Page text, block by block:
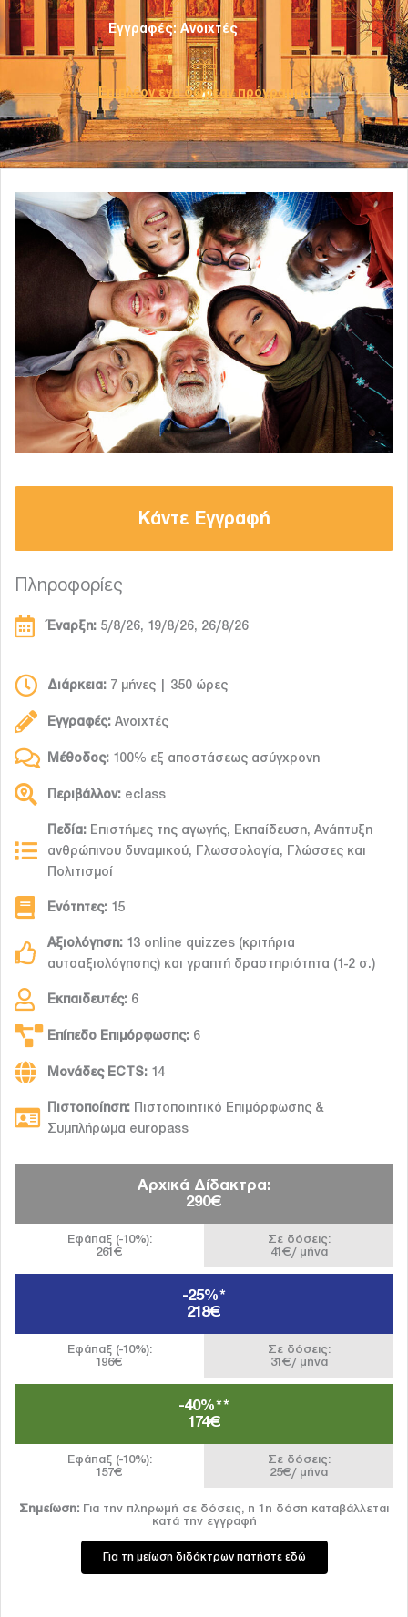
Εγγραφές: Ανοιχτές
Επιπλέον ένα δωρεάν πρόγραμμα
Κάντε Εγγραφή
Πληροφορίες
Έναρξη: 5/8/26, 19/8/26, 26/8/26
Διάρκεια: 7 μήνες | 350 ώρες
Εγγραφές: Ανοιχτές
Μέθοδος: 100% εξ αποστάσεως ασύγχρονη
Περιβάλλον: eclass
Πεδία: Επιστήμες της αγωγής, Εκπαίδευση, Ανάπτυξη
ανθρώπινου δυναμικού, Γλωσσολογία, Γλώσσες και
Πολιτισμοί
Ενότητες: 15
Αξιολόγηση: 13 online quizzes (κριτήρια
αυτοαξιολόγησης) και γραπτή δραστηριότητα (1-2 σ.)
Εκπαιδευτές: 6
Επίπεδο Επιμόρφωσης: 6
Μονάδες ECTS: 14
Πιστοποίηση: Πιστοποιητικό Επιμόρφωσης &
Συμπλήρωμα europass
Αρχικά Δίδακτρα:
290€
Εφάπαξ (-10%):
261€
Σε δόσεις:
41€/ μήνα
-25%*
218€
Εφάπαξ (-10%):
196€
Σε δόσεις:
31€/ μήνα
-40%**
174€
Εφάπαξ (-10%):
157€
Σε δόσεις:
25€/ μήνα
Σημείωση: Για την πληρωμή σε δόσεις, η 1η δόση καταβάλλεται
κατά την εγγραφή
Για τη μείωση διδάκτρων πατήστε εδώ